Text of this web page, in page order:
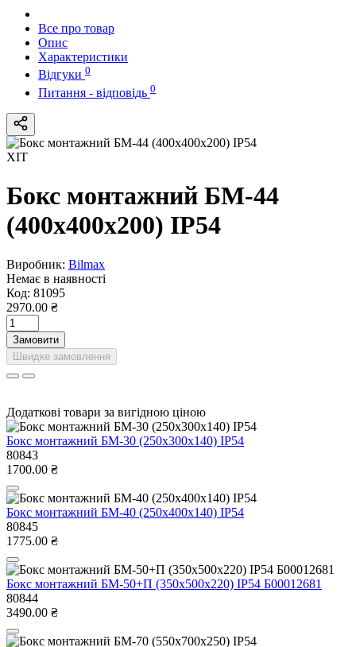
Все про товар
Опис
Характеристики
Відгуки 0
Питання - відповідь 0
ХІТ
Бокс монтажний БМ-44
(400х400х200) IP54
Виробник: Bilmax
Немає в наявності
Код: 81095
2970.00 ₴
Замовити
Швидке замовлення
Додаткові товари за вигідною ціною
Бокс монтажний БМ-30 (250х300х140) IP54
80843
1700.00 ₴
Бокс монтажний БМ-40 (250х400х140) IP54
80845
1775.00 ₴
Бокс монтажний БМ-50+П (350х500х220) IP54 Б00012681
80844
3490.00 ₴